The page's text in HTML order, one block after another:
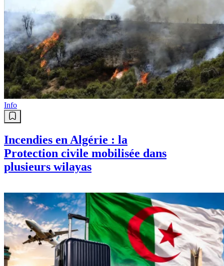
Info
Incendies en Algérie : la
Protection civile mobilisée dans
plusieurs wilayas